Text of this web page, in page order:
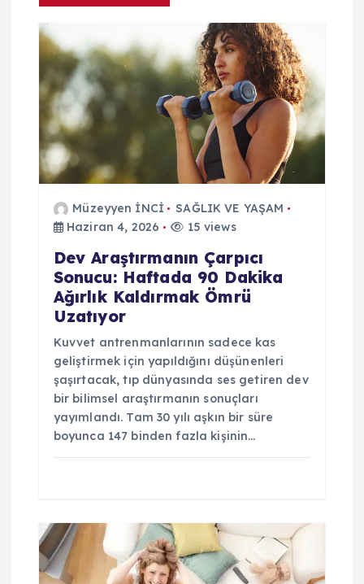
n
m
e
s
Müzeyyen İNCİ
SAĞLIK VE YAŞAM
Haziran 4, 2026
15 views
Dev Araştırmanın Çarpıcı
Sonucu: Haftada 90 Dakika
Ağırlık Kaldırmak Ömrü
Uzatıyor
Kuvvet antrenmanlarının sadece kas
geliştirmek için yapıldığını düşünenleri
şaşırtacak, tıp dünyasında ses getiren dev
bir bilimsel araştırmanın sonuçları
yayımlandı. Tam 30 yılı aşkın bir süre
boyunca 147 binden fazla kişinin…